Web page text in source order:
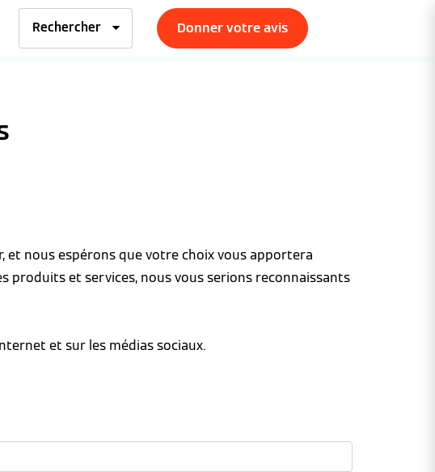
Donner votre avis
et nous espérons que votre choix vous apportera
produits et services, nous vous serions reconnaissants
et sur les médias sociaux.